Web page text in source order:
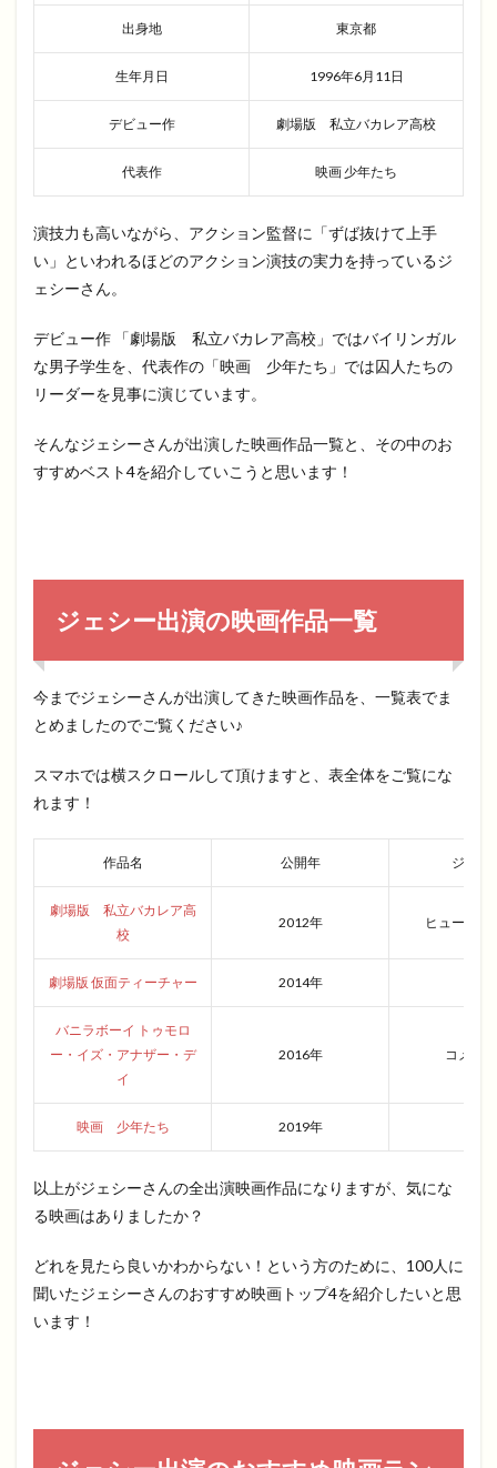
出身地 東京都
生年月日 1996年6月11日
デビュー作 劇場版 私立バカレア高校
代表作 映画 少年たち
演技力も高いながら、アクション監督に「ずば抜けて上手
い」といわれるほどのアクション演技の実力を持っているジ
ェシーさん。
デビュー作 「劇場版 私立バカレア高校」ではバイリンガル
な男子学生を、代表作の「映画 少年たち」では囚人たちの
リーダーを見事に演じています。
そんなジェシーさんが出演した映画作品一覧と、その中のお
すすめベスト4を紹介していこうと思います！
ジェシー出演の映画作品一覧
今までジェシーさんが出演してきた映画作品を、一覧表でま
とめましたのでご覧ください♪
スマホでは横スクロールして頂けますと、表全体をご覧にな
れます！
作品名 公開年 ジャン
劇場版 私立バカレア高
校
2012年 ヒューマン
劇場版 仮面ティーチャー 2014年
バニラボーイ トゥモロ
ー・イズ・アナザー・デ
イ
2016年 コメデ
映画 少年たち 2019年
以上がジェシーさんの全出演映画作品になりますが、気にな
る映画はありましたか？
どれを見たら良いかわからない！という方のために、100人に
聞いたジェシーさんのおすすめ映画トップ4を紹介したいと思
います！